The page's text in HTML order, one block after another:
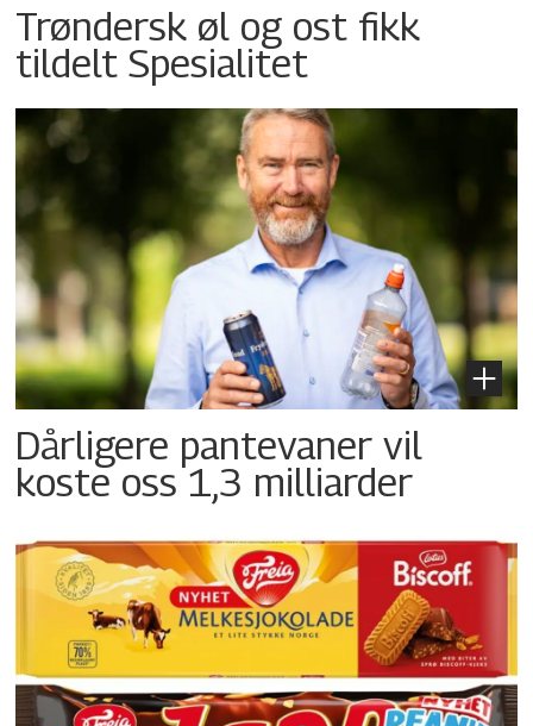
Trøndersk øl og ost fikk
tildelt Spesialitet
Dårligere pantevaner vil
koste oss 1,3 milliarder